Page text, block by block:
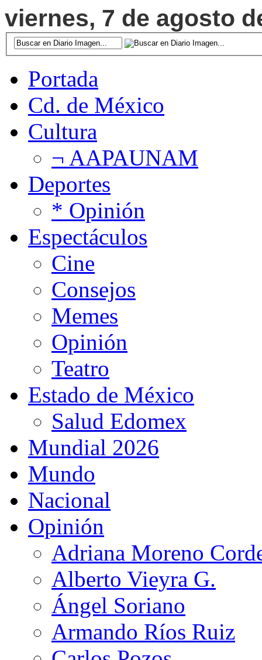
viernes, 7 de agosto
Portada
Cd. de México
Cultura
¬ AAPAUNAM
Deportes
* Opinión
Espectáculos
Cine
Consejos
Memes
Opinión
Teatro
Estado de México
Salud Edomex
Mundial 2026
Mundo
Nacional
Opinión
Adriana Moreno
Alberto Vieyra G.
Ángel Soriano
Armando Ríos Ruiz